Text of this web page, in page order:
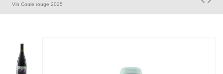
Vin Coule rouge 2025